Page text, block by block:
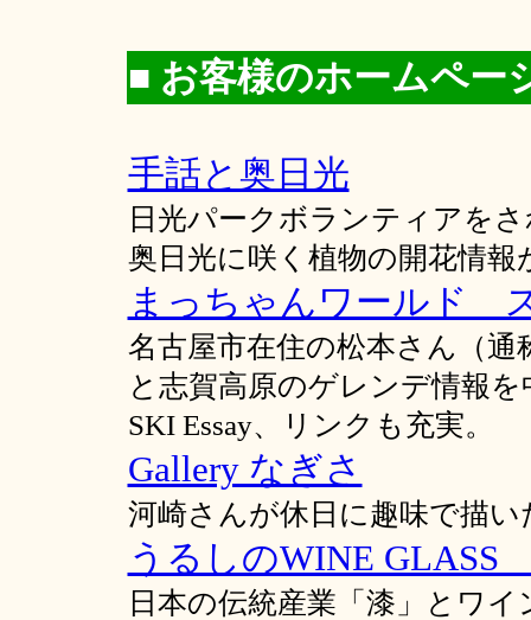
■ お客様のホームペー
手話と奥日光
日光パークボランティアを
奥日光に咲く植物の開花情
まっちゃんワールド
名古屋市在住の松本さん（
と志賀高原のゲレンデ情報
SKI Essay、リンクも充実。
Gallery なぎさ
河崎さんが休日に趣味で描
うるしのWINE
日本の伝統産業「漆」とワ